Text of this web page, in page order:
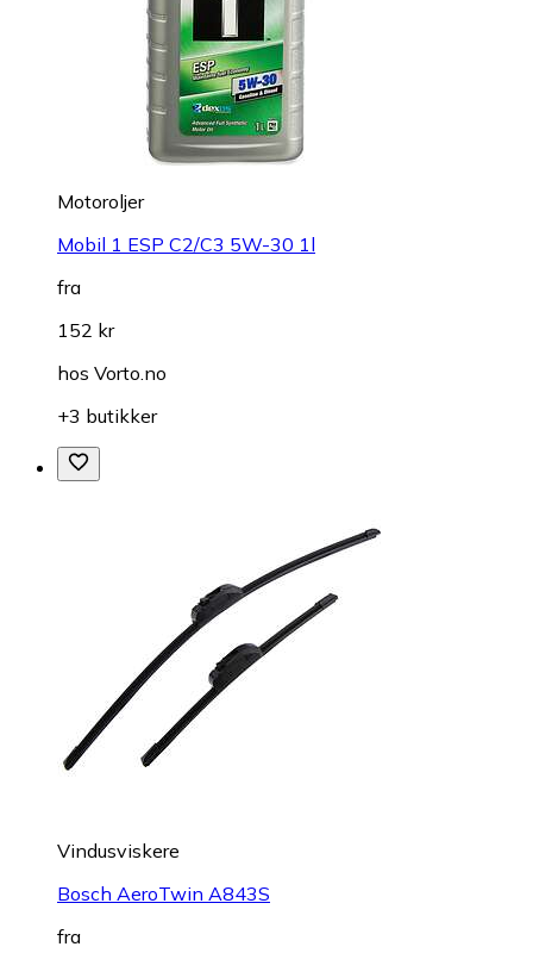
Motoroljer
Mobil 1 ESP C2/C3 5W-30 1l
fra
152 kr
hos Vorto.no
+3 butikker
Vindusviskere
Bosch AeroTwin A843S
fra